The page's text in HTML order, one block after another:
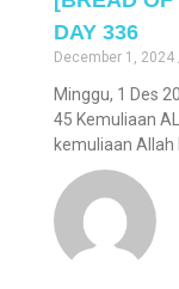
DAY 336
December 1, 2024
Minggu, 1 Des
45 Kemuliaan
kemuliaan